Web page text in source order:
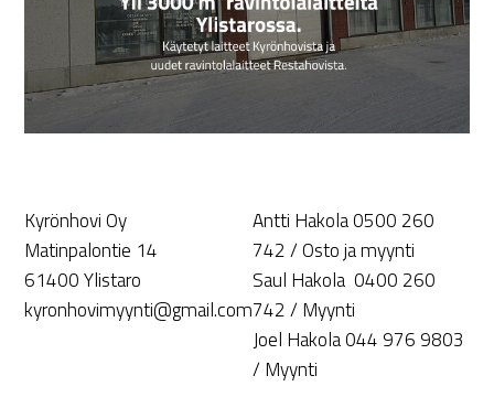
Kyrönhovi Oy
Matinpalontie 14
61400 Ylistaro
kyronhovimyynti@gmail.com
Antti Hakola 0500 260
742 / Osto ja myynti
Saul Hakola 0400 260
742 / Myynti
Joel Hakola 044 976 9803
/ Myynti